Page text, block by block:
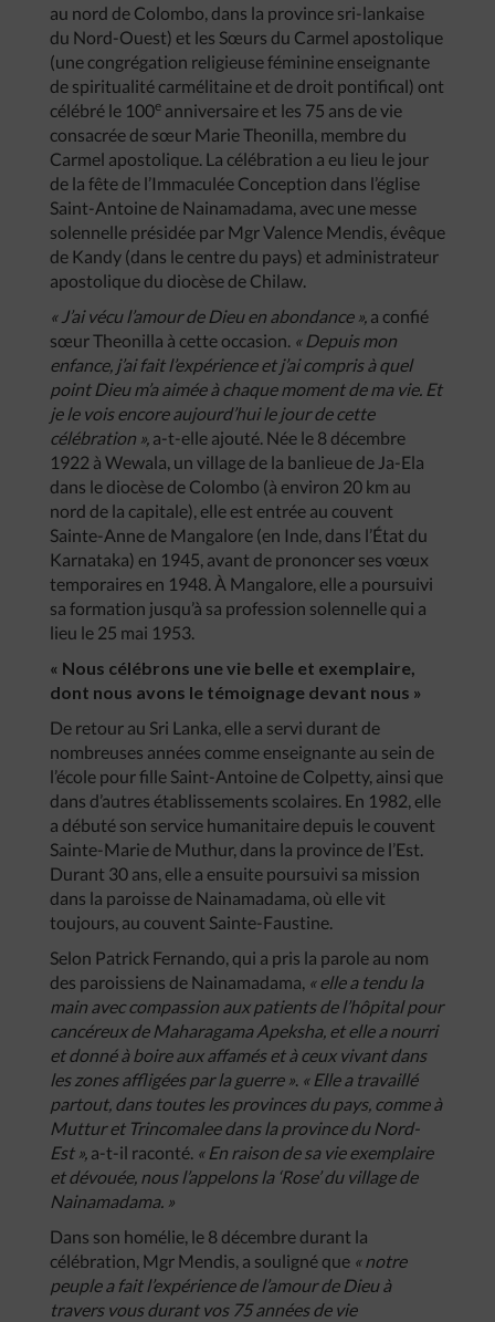
au nord de Colombo, dans la province sri-lankaise
du Nord-Ouest) et les Sœurs du Carmel apostolique
(une congrégation religieuse féminine enseignante
de spiritualité carmélitaine et de droit pontifical) ont
célébré le 100e anniversaire et les 75 ans de vie
consacrée de sœur Marie Theonilla, membre du
Carmel apostolique. La célébration a eu lieu le jour
de la fête de l’Immaculée Conception dans l’église
Saint-Antoine de Nainamadama, avec une messe
solennelle présidée par Mgr Valence Mendis, évêque
de Kandy (dans le centre du pays) et administrateur
apostolique du diocèse de Chilaw.
« J’ai vécu l’amour de Dieu en abondance », a confié
sœur Theonilla à cette occasion. « Depuis mon
enfance, j’ai fait l’expérience et j’ai compris à quel
point Dieu m’a aimée à chaque moment de ma vie. Et
je le vois encore aujourd’hui le jour de cette
célébration », a-t-elle ajouté. Née le 8 décembre
1922 à Wewala, un village de la banlieue de Ja-Ela
dans le diocèse de Colombo (à environ 20 km au
nord de la capitale), elle est entrée au couvent
Sainte-Anne de Mangalore (en Inde, dans l’État du
Karnataka) en 1945, avant de prononcer ses vœux
temporaires en 1948. À Mangalore, elle a poursuivi
sa formation jusqu’à sa profession solennelle qui a
lieu le 25 mai 1953.
« Nous célébrons une vie belle et exemplaire,
dont nous avons le témoignage devant nous »
De retour au Sri Lanka, elle a servi durant de
nombreuses années comme enseignante au sein de
l’école pour fille Saint-Antoine de Colpetty, ainsi que
dans d’autres établissements scolaires. En 1982, elle
a débuté son service humanitaire depuis le couvent
Sainte-Marie de Muthur, dans la province de l’Est.
Durant 30 ans, elle a ensuite poursuivi sa mission
dans la paroisse de Nainamadama, où elle vit
toujours, au couvent Sainte-Faustine.
Selon Patrick Fernando, qui a pris la parole au nom
des paroissiens de Nainamadama, « elle a tendu la
main avec compassion aux patients de l’hôpital pour
cancéreux de Maharagama Apeksha, et elle a nourri
et donné à boire aux affamés et à ceux vivant dans
les zones affligées par la guerre » « Elle a travaillé
partout, dans toutes les provinces du pays, comme à
Muttur et Trincomalee dans la province du Nord-
Est », a-t-il raconté. « En raison de sa vie exemplaire
et dévouée, nous l’appelons la ‘Rose’ du village de
Nainamadama. »
Dans son homélie, le 8 décembre durant la
célébration, Mgr Mendis, a souligné que « notre
peuple a fait l’expérience de l’amour de Dieu à
travers vous durant vos 75 années de vie